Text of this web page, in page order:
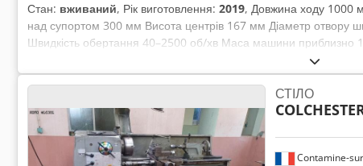
Стан: вживаний, Рік виготовлення: 2019, Довжина ходу 1000
над супортом 300 мм Висота центрів 167 мм Діаметр
Швидкість обертання 40–2500 об/хв Маса машини приблизно
1000 x 1700 мм Crjdpfx Aiozl E T Doijf Комплектація: -
150 мм - Захисний кожух патрона - Швидкозмінний
освітлення верстата - Захисний екран для відведення
охолодження - Обмежувач ходу по станині - Задня бабка -
Contamine-
СТІЛО